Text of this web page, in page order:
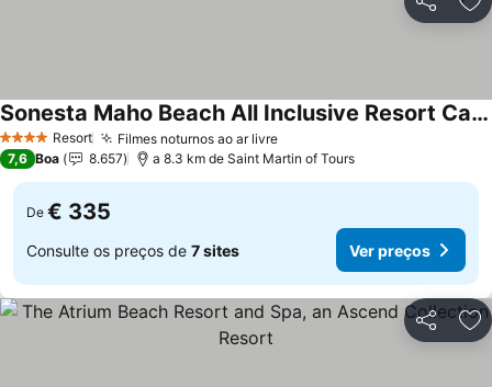
Partilhar
4 EstrelasResort Filmes noturnos ao ar livre
Sonesta Maho Beach All Inclusive Resort Casino & Spa
7,6 Boa 8.657 a 8.3 km de Saint Martin of Tours
De € 335
Consulte os preços de 7 sites Ver preços
Partilhar